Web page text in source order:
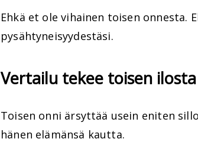
Ehkä et ole vihainen toisen onnesta.
pysähtyneisyydestäsi.
Vertailu tekee toisen
Toisen onni ärsyttää usein eniten
hänen elämänsä kautta.